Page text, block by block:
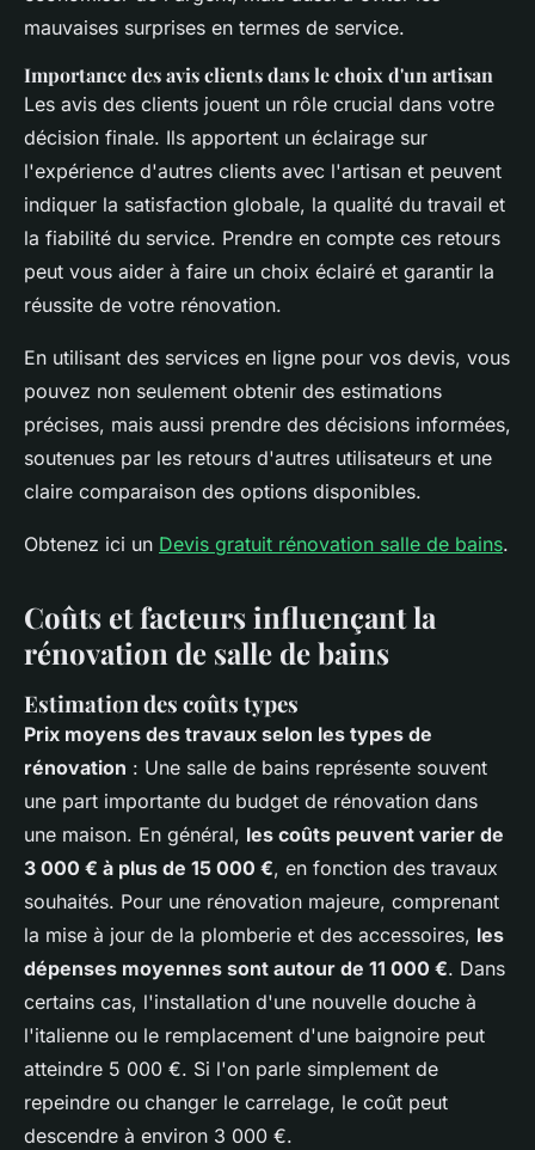
mauvaises surprises en termes de service.
Importance des avis clients dans le choix d'un artisan
Les avis des clients jouent un rôle crucial dans votre
décision finale. Ils apportent un éclairage sur
l'expérience d'autres clients avec l'artisan et peuvent
indiquer la satisfaction globale, la qualité du travail et
la fiabilité du service. Prendre en compte ces retours
peut vous aider à faire un choix éclairé et garantir la
réussite de votre rénovation.
En utilisant des services en ligne pour vos devis, vous
pouvez non seulement obtenir des estimations
précises, mais aussi prendre des décisions informées,
soutenues par les retours d'autres utilisateurs et une
claire comparaison des options disponibles.
Obtenez ici un Devis gratuit rénovation salle de bains.
Coûts et facteurs influençant la
rénovation de salle de bains
Estimation des coûts types
Prix moyens des travaux selon les types de
rénovation : Une salle de bains représente souvent
une part importante du budget de rénovation dans
une maison. En général, les coûts peuvent varier de
3 000 € à plus de 15 000 €, en fonction des travaux
souhaités. Pour une rénovation majeure, comprenant
la mise à jour de la plomberie et des accessoires, les
dépenses moyennes sont autour de 11 000 €. Dans
certains cas, l'installation d'une nouvelle douche à
l'italienne ou le remplacement d'une baignoire peut
atteindre 5 000 €. Si l'on parle simplement de
repeindre ou changer le carrelage, le coût peut
descendre à environ 3 000 €.